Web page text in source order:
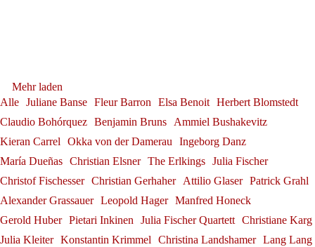
Neuerscheinung: "Herbert
Blomstedt und die Kunst des
Dirigierens"
Herbert Blomstedt
Andrè Schuen bei den
Salzburger Festspielen
Sophie Rennert in Innsbruck
Sophie Rennert
Ammiel Bushakevitz bei den
Salzburger Festspielen
Konstantin Krimmel
Internacional de Santander
Gerold Huber erhält das
Bundesverdienstkreuz am
Bande
Gerold Huber
Alexander Grassauer in
Bayreuth
Alexander Grassauer
Georg Zeppenfeld bei den
Bayreuther Festspielen
Georg Zeppenfeld
Mehr laden
Alle Juliane Banse Fleur Barron Elsa Benoit Herbert Blomstedt
Claudio Bohórquez Benjamin Bruns
Ammiel Bushakevitz
Kieran Carrel
Okka von der Damerau
Ingeborg Danz
María Dueñas Christian Elsner The Erlkings Julia Fischer
Christof Fischesser Christian Gerhaher Attilio Glaser Patrick Grahl
Alexander Grassauer Leopold Hager Manfred Honeck
Gerold Huber Pietari Inkinen Julia Fischer Quartett Christiane Karg
Julia Kleiter Konstantin Krimmel Christina Landshamer Lang Lang